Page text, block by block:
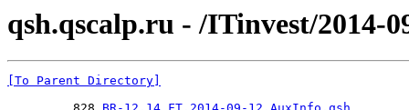
qsh.qscalp.ru - /ITinvest/2014-
[To Parent Directory]